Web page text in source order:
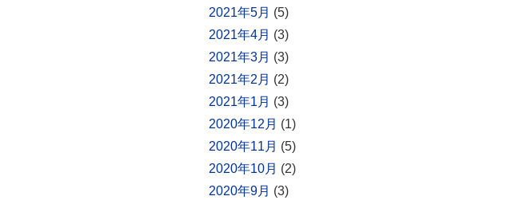
2021年5月 (5)
2021年4月 (3)
2021年3月 (3)
2021年2月 (2)
2021年1月 (3)
2020年12月 (1)
2020年11月 (5)
2020年10月 (2)
2020年9月 (3)